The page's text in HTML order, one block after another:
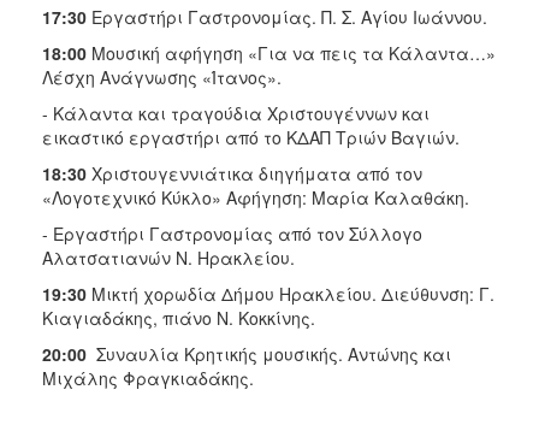
17:30 Εργαστήρι Γαστρονομίας. Π. Σ. Αγίου Ιωάννου.
18:00 Μουσική αφήγηση «Για να πεις τα Κάλαντα…»
Λέσχη Ανάγνωσης «Ίτανος».
- Κάλαντα και τραγούδια Χριστουγέννων και
εικαστικό εργαστήρι από το ΚΔΑΠ Τριών Βαγιών.
18:30 Χριστουγεννιάτικα διηγήματα από τον
«Λογοτεχνικό Κύκλο» Αφήγηση: Μαρία Καλαθάκη.
- Εργαστήρι Γαστρονομίας από τον Σύλλογο
Αλατσατιανών Ν. Ηρακλείου.
19:30 Μικτή χορωδία Δήμου Ηρακλείου. Διεύθυνση: Γ.
Κιαγιαδάκης, πιάνο Ν. Κοκκίνης.
20:00 Συναυλία Κρητικής μουσικής. Αντώνης και
Μιχάλης Φραγκιαδάκης.